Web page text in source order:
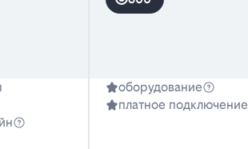
оборудование
платное подключение